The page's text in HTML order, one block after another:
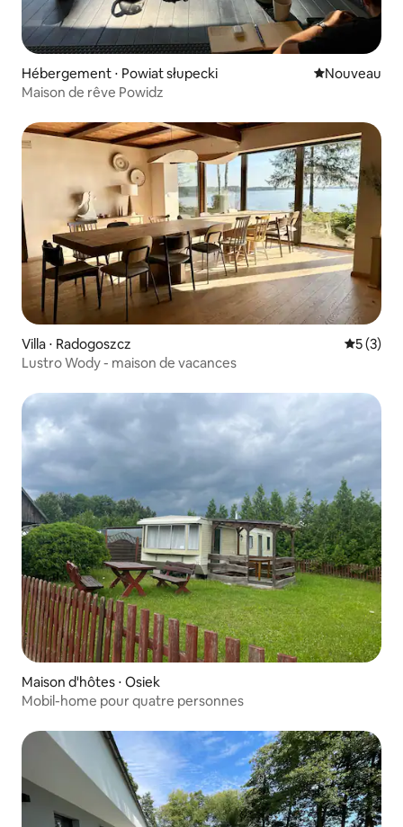
Hébergement ⋅ Powiat słupecki Nouvel
Nouveau
Maison de rêve Powidz
Villa ⋅ Radogoszcz
5 (3)
Lustro Wody - maison de vacances
Maison d'hôtes ⋅ Osiek
Mobil-home pour quatre personnes